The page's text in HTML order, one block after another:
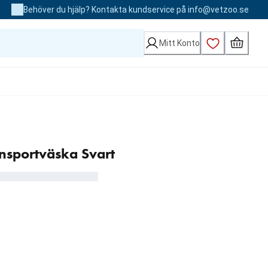
Behöver du hjälp? Kontakta kundservice på info@vetzoo.se
Mitt Konto
Svart